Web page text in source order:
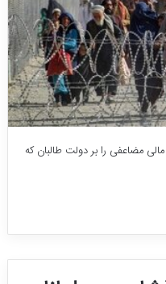
مضاعفی را بر دولت طالبان که